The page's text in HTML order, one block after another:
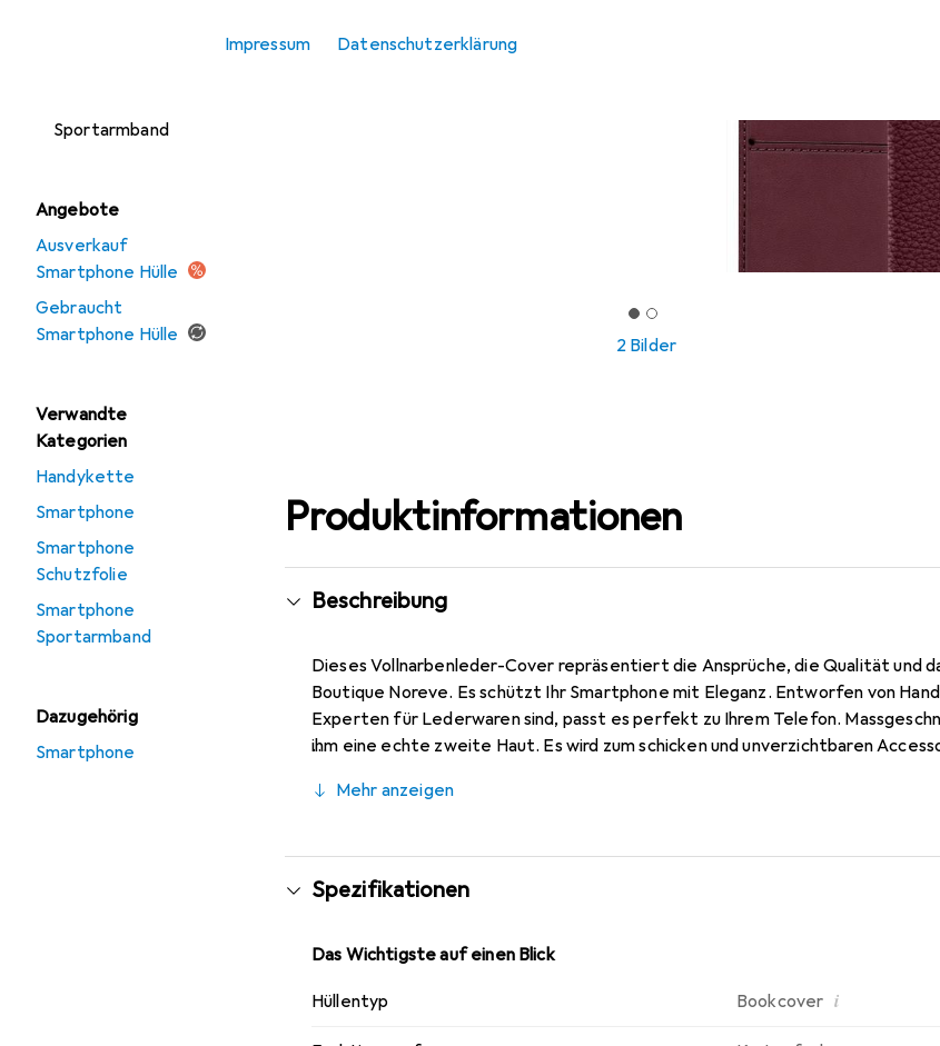
Impressum Datenschutzerklärung
Sportarmband
Angebote
Ausverkauf
Smartphone Hülle
Gebraucht
Smartphone Hülle
Verwandte
Kategorien
Handykette
Smartphone
Smartphone
Schutzfolie
Smartphone
Sportarmband
Dazugehörig
Smartphone
2 Bilder
Produktinformationen
Beschreibung
Dieses Vollnarbenleder-Cover repräsentiert die Ansprüche, die Qualität und
Boutique Noreve. Es schützt Ihr Smartphone mit Eleganz. Entworfen von
Experten für Lederwaren sind, passt es perfekt zu Ihrem Telefon.
ihm eine echte zweite Haut. Es wird zum schicken und unverzichtbaren
Mehr anzeigen
Spezifikationen
Das Wichtigste auf einen Blick
Hüllentyp Bookcover i